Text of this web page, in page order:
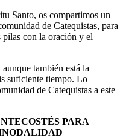
Santo, os compartimos un
de Catequistas, para
pilas con la oración y el
también está la
suficiente tiempo. Lo
de Catequistas a este
PARA